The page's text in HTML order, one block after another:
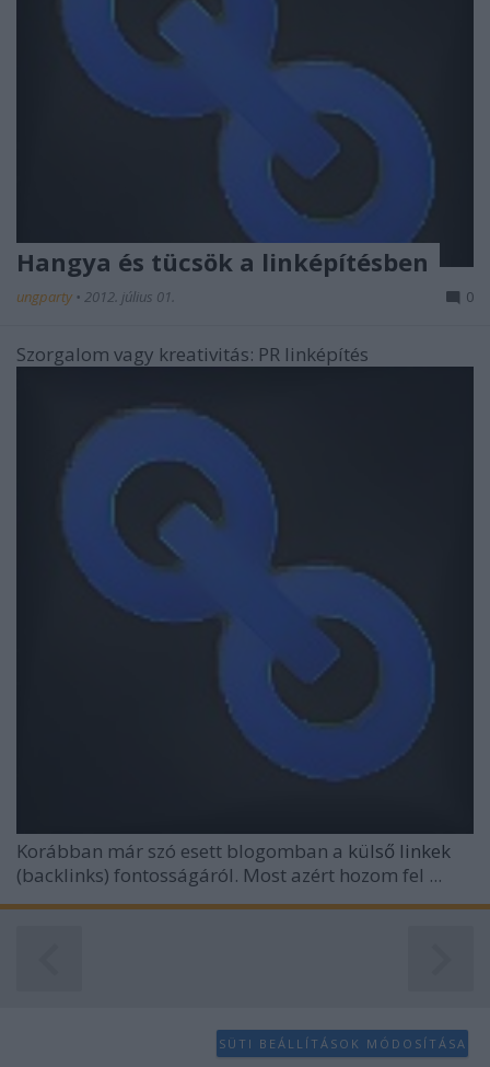
Hangya és tücsök a linképítésben
ungparty • 2012. július 01. 0
Szorgalom vagy kreativitás: PR linképítés
Korábban már szó esett blogomban a külső linkek
(backlinks) fontosságáról. Most azért hozom fel ...
SÜTI BEÁLLÍTÁSOK MÓDOSÍTÁSA